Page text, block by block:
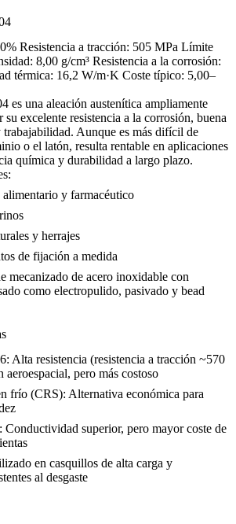
Resistencia a tracción: 505 MPa Límite
8,00 g/cm³ Resistencia a la corrosión:
térmica: 16,2 W/m·K Coste típico: 5,00–
es una aleación austenítica ampliamente
excelente resistencia a la corrosión, buena
trabajabilidad. Aunque es más difícil de
o el latón, resulta rentable en aplicaciones
química y durabilidad a largo plazo.
y farmacéutico
y herrajes
de fijación a medida
mecanizado de acero inoxidable con
como electropulido, pasivado y bead
Alta resistencia (resistencia a tracción ~570
pero más costoso
frío (CRS): Alternativa económica para
superior, pero mayor coste de
en casquillos de alta carga y
al desgaste